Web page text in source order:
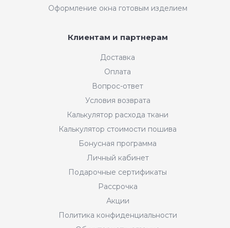
Оформление окна готовым изделием
Клиентам и партнерам
Доставка
Оплата
Вопрос-ответ
Условия возврата
Калькулятор расхода ткани
Калькулятор стоимости пошива
Бонусная программа
Личный кабинет
Подарочные сертификаты
Рассрочка
Акции
Политика конфиденциальности